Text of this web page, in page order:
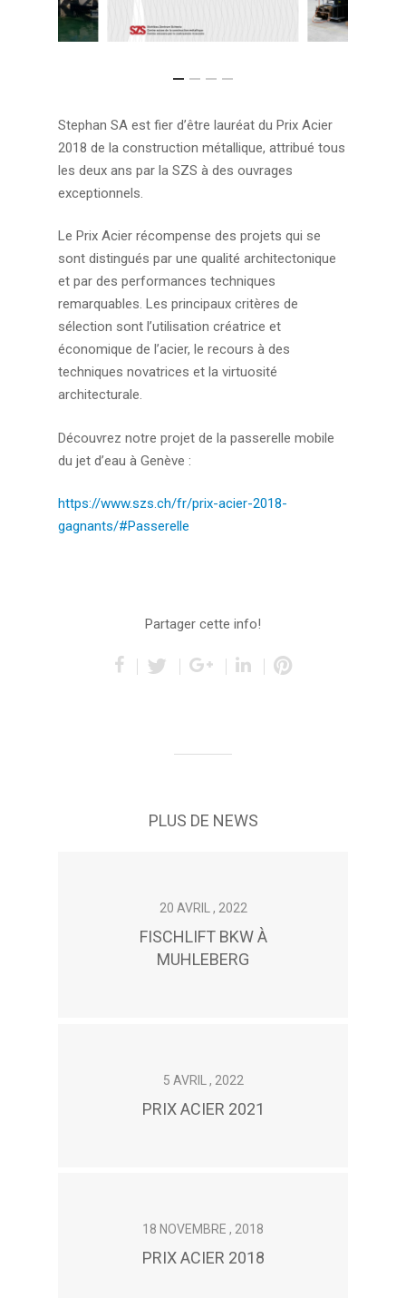
Stephan SA est fier d’être lauréat du Prix Acier
2018 de la construction métallique, attribué tous
les deux ans par la SZS à des ouvrages
exceptionnels.
Le Prix Acier récompense des projets qui se
sont distingués par une qualité architectonique
et par des performances techniques
remarquables. Les principaux critères de
sélection sont l’utilisation créatrice et
économique de l’acier, le recours à des
techniques novatrices et la virtuosité
architecturale.
Découvrez notre projet de la passerelle mobile
du jet d’eau à Genève :
https://www.szs.ch/fr/prix-acier-2018-
gagnants/#Passerelle
Partager cette info!
PLUS DE NEWS
20 AVRIL , 2022
FISCHLIFT BKW À
MUHLEBERG
5 AVRIL , 2022
PRIX ACIER 2021
18 NOVEMBRE , 2018
PRIX ACIER 2018